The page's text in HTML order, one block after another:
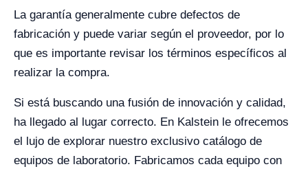
La garantía generalmente cubre defectos de
fabricación y puede variar según el proveedor, por lo
que es importante revisar los términos específicos al
realizar la compra.
Si está buscando una fusión de innovación y calidad,
ha llegado al lugar correcto. En Kalstein le ofrecemos
el lujo de explorar nuestro exclusivo catálogo de
equipos de laboratorio. Fabricamos cada equipo con